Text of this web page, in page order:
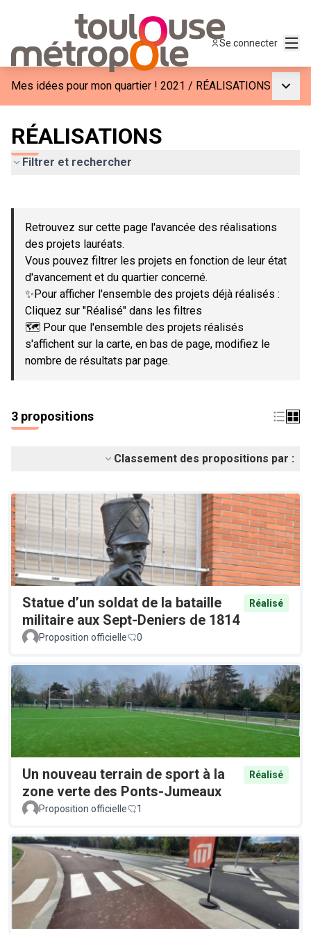
Se connecter
Mes idées pour mon quartier ! 2021 / RÉALISATIONS
RÉALISATIONS
Filtrer et rechercher
−
Retrouvez sur cette page l'avancée des réalisations
des projets lauréats.
Vous pouvez filtrer les projets en fonction de leur état
d'avancement et du quartier concerné.
✨Pour afficher l'ensemble des projets déjà réalisés :
Cliquez sur "Réalisé" dans les filtres
🗺️ Pour que l'ensemble des projets réalisés
s'affichent sur la carte, en bas de page, modifiez le
nombre de résultats par page.
3 propositions
Classement des propositions par :
Statue d’un soldat de la bataille
militaire aux Sept-Deniers de 1814
Réalisé
Proposition officielle 0
Un nouveau terrain de sport à la
zone verte des Ponts-Jumeaux
Réalisé
Proposition officielle 1